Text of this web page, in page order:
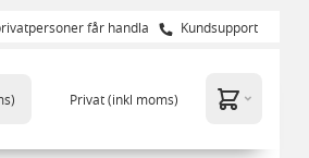
får handla Kundsupport
Privat(inkl moms)